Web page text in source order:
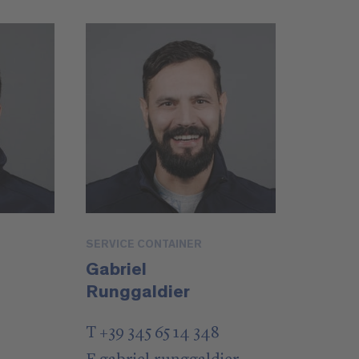
SERVICE CONTAINER
Gabriel
Runggaldier
T +39 345 65 14 348